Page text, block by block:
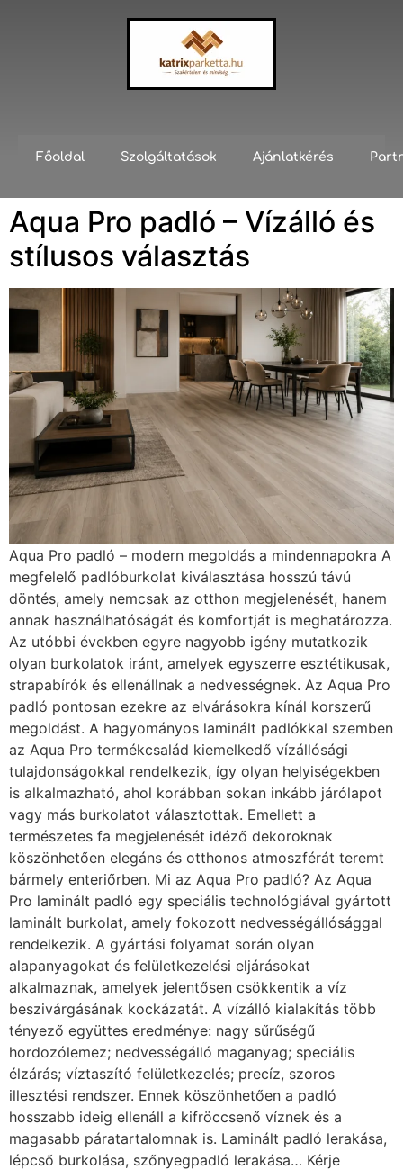
Főoldal Szolgáltatások Ajánlatkérés
Aqua Pro padló – Vízálló és
stílusos választás
Aqua Pro padló – modern megoldás a mindennapokra A
megfelelő padlóburkolat kiválasztása hosszú távú
döntés, amely nemcsak az otthon megjelenését, hanem
annak használhatóságát és komfortját is meghatározza.
Az utóbbi években egyre nagyobb igény mutatkozik
olyan burkolatok iránt, amelyek egyszerre esztétikusak,
strapabírók és ellenállnak a nedvességnek. Az Aqua Pro
padló pontosan ezekre az elvárásokra kínál korszerű
megoldást. A hagyományos laminált padlókkal szemben
az Aqua Pro termékcsalád kiemelkedő vízállósági
tulajdonságokkal rendelkezik, így olyan helyiségekben
is alkalmazható, ahol korábban sokan inkább járólapot
vagy más burkolatot választottak. Emellett a
természetes fa megjelenését idéző dekoroknak
köszönhetően elegáns és otthonos atmoszférát teremt
bármely enteriőrben. Mi az Aqua Pro padló? Az Aqua
Pro laminált padló egy speciális technológiával gyártott
laminált burkolat, amely fokozott nedvességállósággal
rendelkezik. A gyártási folyamat során olyan
alapanyagokat és felületkezelési eljárásokat
alkalmaznak, amelyek jelentősen csökkentik a víz
beszivárgásának kockázatát. A vízálló kialakítás több
tényező együttes eredménye: nagy sűrűségű
hordozólemez; nedvességálló maganyag; speciális
élzárás; víztaszító felületkezelés; precíz, szoros
illesztési rendszer. Ennek köszönhetően a padló
hosszabb ideig ellenáll a kifröccsenő víznek és a
magasabb páratartalomnak is. Laminált padló lerakása,
lépcső burkolása, szőnyegpadló lerakása… Kérje